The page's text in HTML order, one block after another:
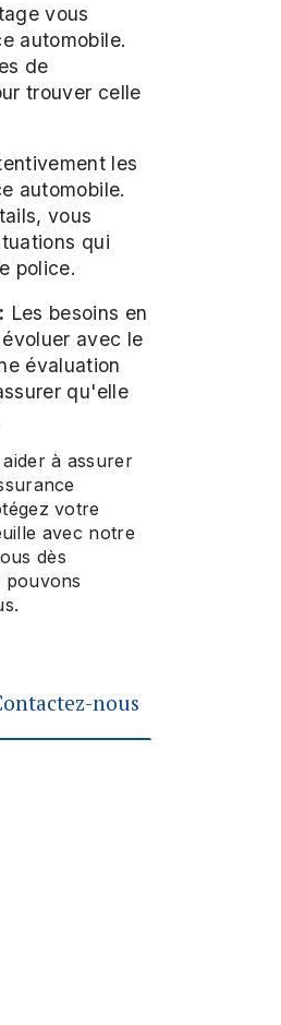
vous
automobile.
de
trouver celle
les
automobile.
vous
qui
police.
Les besoins en
avec le
évaluation
qu'elle
à assurer
votre
avec notre
dès
nous